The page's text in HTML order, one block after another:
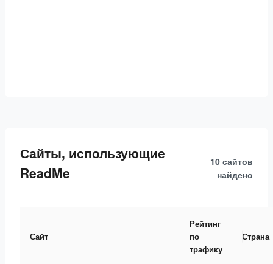
Сайты, использующие
ReadMe
10 сайтов
найдено
Сайт
Рейтинг
по
трафику
Страна